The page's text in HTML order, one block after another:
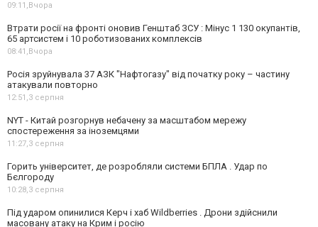
09:11, Вчора
Втрати росії на фронті оновив Генштаб ЗСУ : Мінус 1 130 окупантів,
65 артсистем і 10 роботизованих комплексів
08:41, Вчора
Росія зруйнувала 37 АЗК "Нафтогазу" від початку року – частину
атакували повторно
12:51,3 серпня
NYT - Китай розгорнув небачену за масштабом мережу
спостереження за іноземцями
11:27,3 серпня
Горить університет, де розробляли системи БПЛА . Удар по
Бєлгороду
10:28,3 серпня
Під ударом опинилися Керч і хаб Wildberries . Дрони здійснили
масовану атаку на Крим і росію